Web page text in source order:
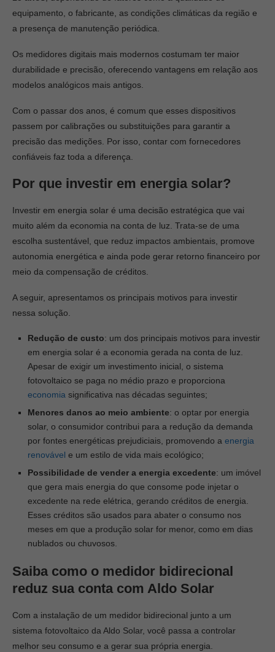
equipamento, o fabricante, as condições climáticas da região e
a presença de manutenção periódica.
Os medidores digitais mais modernos costumam ter maior
durabilidade e precisão, oferecendo vantagens em relação aos
modelos analógicos mais antigos.
Com o passar dos anos, é comum que esses dispositivos
passem por calibrações ou substituições para garantir a
precisão das medições. Por isso, contar com fornecedores
confiáveis faz toda a diferença.
Por que investir em energia solar?
Investir em energia solar é uma decisão estratégica que vai
muito além da economia na conta de luz. Trata-se de uma
escolha sustentável, que reduz impactos ambientais, promove
autonomia energética e ainda pode gerar retorno financeiro por
meio da compensação de créditos.
A seguir, apresentamos os principais motivos para investir
nessa solução.
Redução de custo: um dos principais motivos para investir
em energia solar é a economia gerada na conta de luz.
Apesar de exigir um investimento inicial, o sistema
fotovoltaico se paga no médio prazo e proporciona
economia significativa nas décadas seguintes;
Menores danos ao meio ambiente: o optar por energia
solar, o consumidor contribui para a redução da demanda
por fontes energéticas prejudiciais, promovendo a energia
renovável e um estilo de vida mais ecológico;
Possibilidade de vender a energia excedente: um imóvel
que gera mais energia do que consome pode injetar o
excedente na rede elétrica, gerando créditos de energia.
Esses créditos são usados para abater o consumo nos
meses em que a produção solar for menor, como em dias
nublados ou chuvosos.
Saiba como o medidor bidirecional
reduz sua conta com Aldo Solar
Com a instalação de um medidor bidirecional junto a um
sistema fotovoltaico da Aldo Solar, você passa a controlar
melhor seu consumo e a gerar sua própria energia.